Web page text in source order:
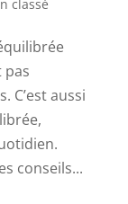
classé
pas
C’est aussi
conseils...